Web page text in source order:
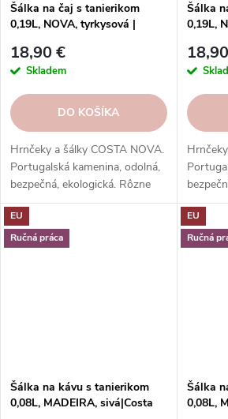
Šálka na čaj s tanierikom
0,19L, NOVA, tyrkysová |
18,90 €
Skladem
DO KOŠÍKA
Hrnčeky a šálky COSTA NOVA.
Portugalská kamenina, odolná,
bezpečná, ekologická. Rôzne
tvary, farby, vzory. Ideálne na
kávu, espresso, cappuccino,
lungo, čaj, kakao a iné.
Šálka
0,19L,
tvary,
kávu,
lungo,
EU
Ručná práca
Šálka na kávu s tanierikom
0,08L, MADEIRA, sivá|Costa
EU
Ručná
Šálka
0,08L,